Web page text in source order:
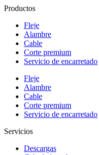
Productos
Fleje
Alambre
Cable
Corte premium
Servicio de encarretado
Fleje
Alambre
Cable
Corte premium
Servicio de encarretado
Servicios
Descargas